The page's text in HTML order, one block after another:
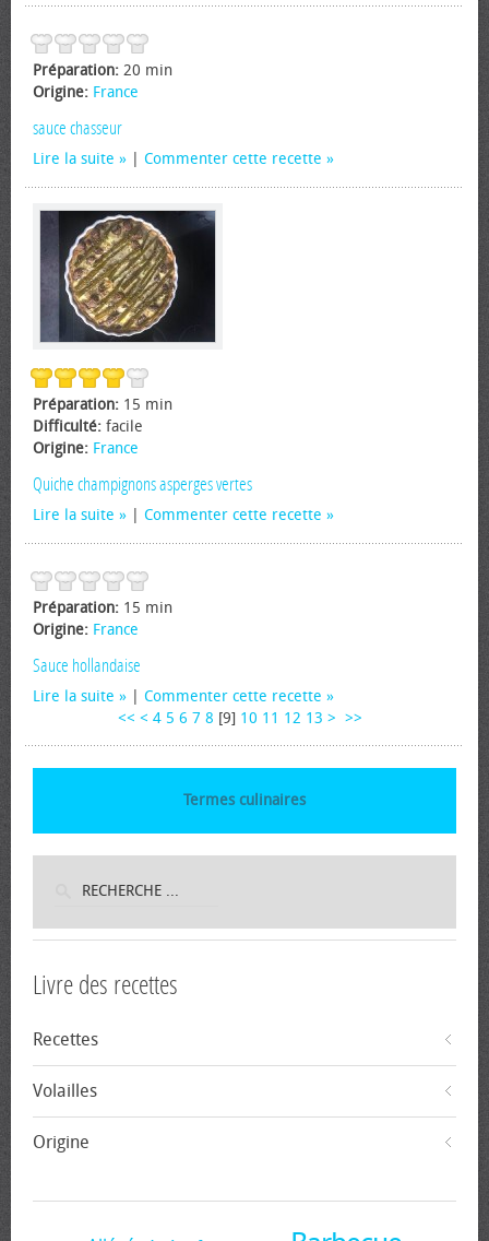
Préparation: 20 min
Origine: France
sauce chasseur
Lire la suite Commenter cette recette
Préparation: 15 min
Difficulté: facile
Origine: France
Quiche champignons asperges vertes
Lire la suite Commenter cette recette
Préparation: 15 min
Origine: France
Sauce hollandaise
Lire la suite
Commenter cette recette
<< < 4 5 6 7 8 [9] 10 11 12 13 > >>
Termes culinaires
Livre des recettes
Recettes
Volailles
Origine